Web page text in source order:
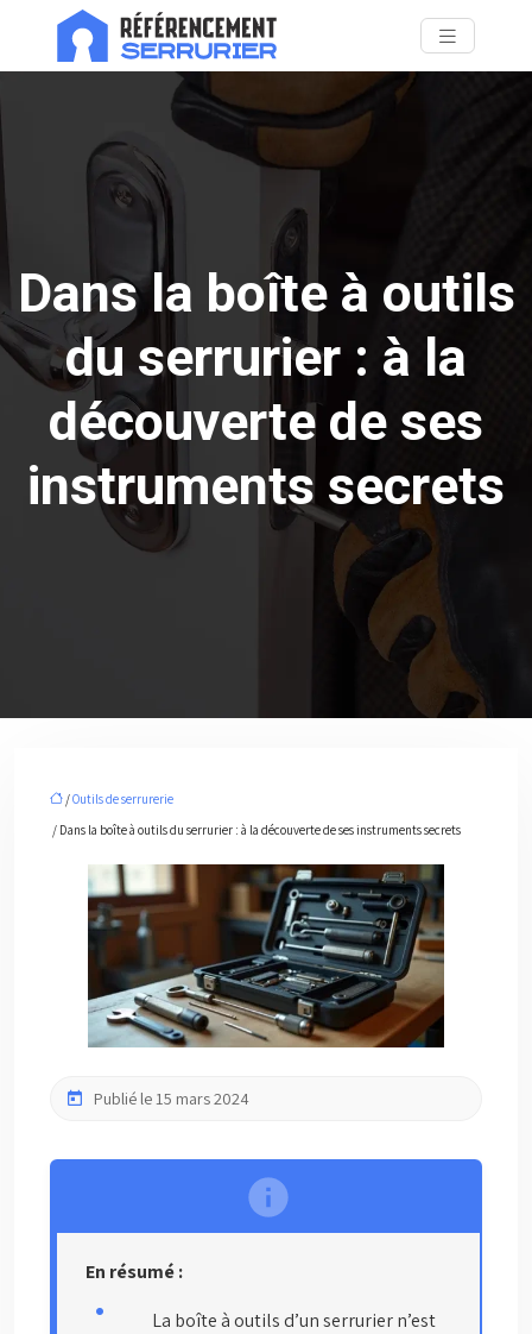
Dans la boîte à outils
du serrurier : à la
découverte de ses
instruments secrets
/Outils de serrurerie
/ Dans la boîte à outils du serrurier : à la découverte de ses instruments secrets
Publié le 15 mars 2024
En résumé :
La boîte à outils d’un serrurier n’est